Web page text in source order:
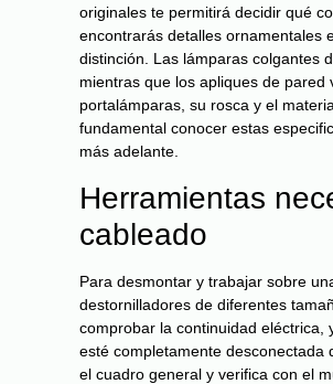
originales te permitirá decidir qué
encontrarás detalles ornamentales
distinción. Las lámparas colgantes
mientras que los apliques de
portalámparas, su rosca y el
fundamental conocer estas
más adelante.
Herramientas
cableado
Para desmontar y trabajar sobre
destornilladores de diferentes
comprobar la continuidad eléctrica,
esté completamente desconectada
el cuadro general y verifica con el